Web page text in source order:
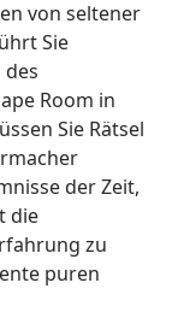
von seltener
Sie
Room in
Sie Rätsel
der Zeit,
die
zu
puren